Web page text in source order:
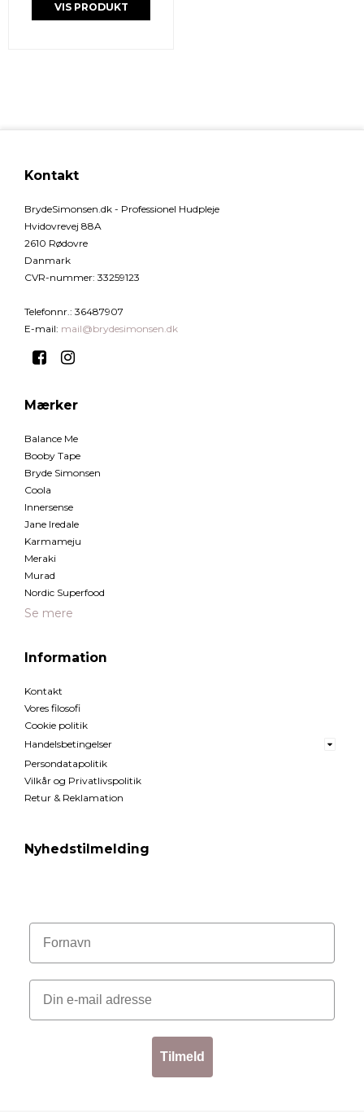
VIS PRODUKT
Kontakt
BrydeSimonsen.dk - Professionel Hudpleje
Hvidovrevej 88A
2610 Rødovre
Danmark
CVR-nummer: 33259123
Telefonnr.: 36487907
E-mail: mail@brydesimonsen.dk
Mærker
Balance Me
Booby Tape
Bryde Simonsen
Coola
Innersense
Jane Iredale
Karmameju
Meraki
Murad
Nordic Superfood
Se mere
Information
Kontakt
Vores filosofi
Cookie politik
Handelsbetingelser
Persondatapolitik
Vilkår og Privatlivspolitik
Retur & Reklamation
Nyhedstilmelding
Tilmeld